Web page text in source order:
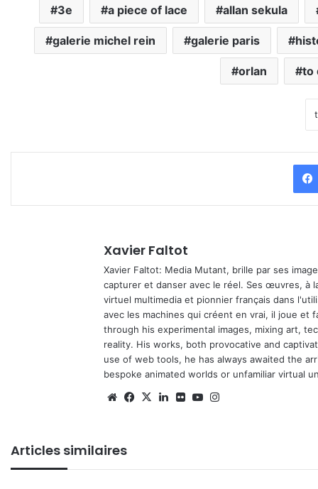
3e a piece of lace allan sekula
galerie michel rein galerie paris
orlan to
Xavier Faltot
Xavier Faltot: Media Mutant, brille par ses
capturer et danser avec le réel. Ses œuvres, à
virtuel multimedia et pionnier français dans
avec les machines qui créent en vrai, il joue et
through his experimental images, mixing art,
reality. His works, both provocative and
use of web tools, he has always awaited the
bespoke animated worlds or unfamiliar virtual
We Fa
X
Lin Fli Yo
Articles similaires